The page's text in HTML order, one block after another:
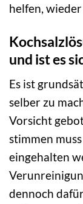
helfen,
und ist es
Es ist
selber zu
Vorsicht
stimmen
eingehalten
dennoch